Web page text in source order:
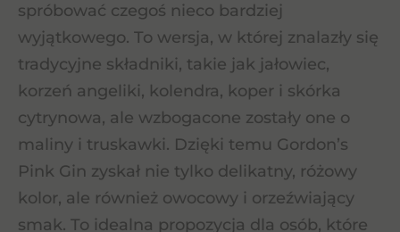
spróbować czegoś nieco bardziej
wyjątkowego. To wersja, w której znalazły się
tradycyjne składniki, takie jak jałowiec,
korzeń angeliki, kolendra, koper i skórka
cytrynowa, ale wzbogacone zostały one o
maliny i truskawki. Dzięki temu Gordon’s
Pink Gin zyskał nie tylko delikatny, różowy
kolor, ale również owocowy i orzeźwiający
smak. To idealna propozycja dla osób, które